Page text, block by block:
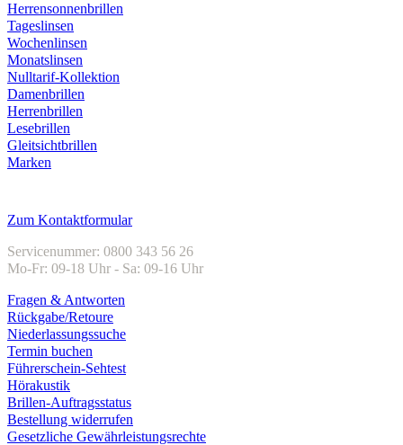
Herrensonnenbrillen
Tageslinsen
Wochenlinsen
Monatslinsen
Nulltarif-Kollektion
Damenbrillen
Herrenbrillen
Lesebrillen
Gleitsichtbrillen
Marken
Zum Kontaktformular
Servicenummer: 0800 343 56 26
Mo-Fr: 09-18 Uhr - Sa: 09-16 Uhr
Fragen & Antworten
Rückgabe/Retoure
Niederlassungssuche
Termin buchen
Führerschein-Sehtest
Hörakustik
Brillen-Auftragsstatus
Bestellung widerrufen
Gesetzliche Gewährleistungsrechte